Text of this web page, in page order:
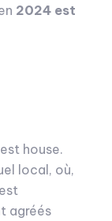
2024 est
house.
local, où,
agréés